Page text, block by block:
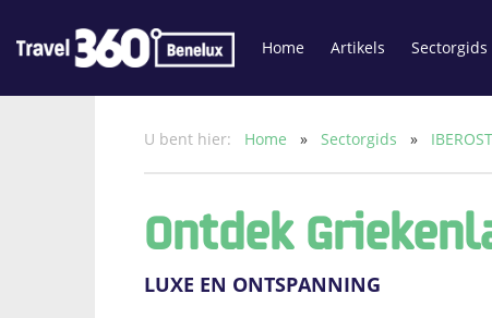
Home Artikels Sectorgids
U bent hier: Home » Sectorgids »
Ontdek
LUXE EN ONTSPANNING